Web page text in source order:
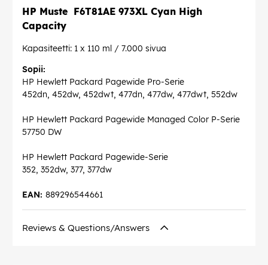
HP Muste F6T81AE 973XL Cyan High
Capacity
Kapasiteetti: 1 x 110 ml / 7.000 sivua
Sopii:
HP Hewlett Packard Pagewide Pro-Serie
452dn, 452dw, 452dwt, 477dn, 477dw, 477dwt, 552dw
HP Hewlett Packard Pagewide Managed Color P-Serie
57750 DW
HP Hewlett Packard Pagewide-Serie
352, 352dw, 377, 377dw
889296544661
EAN:
Reviews & Questions/Answers